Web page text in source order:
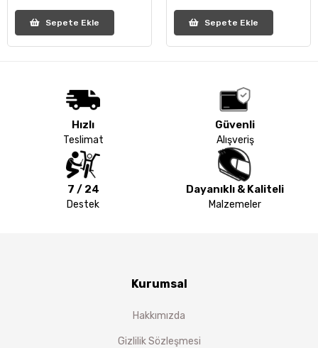
Sepete Ekle Sepete Ekle
Hızlı
Teslimat
Güvenli
Alışveriş
7 / 24
Destek
Dayanıklı & Kaliteli
Malzemeler
Kurumsal
Hakkımızda
Gizlilik Sözleşmesi